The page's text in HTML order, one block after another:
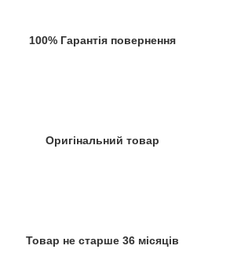
100% Гарантія повернення
Оригінальний товар
Товар не старше 36 місяців